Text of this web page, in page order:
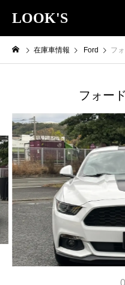
LOOK'S
在庫車情報 Ford フ
フォー